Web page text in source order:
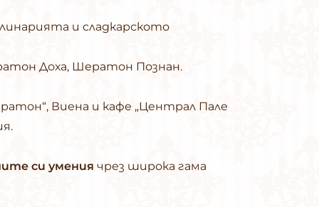
и сладкарското
Доха, Шератон Познан.
Виена и кафе „Централ Пале
си умения чрез широка гама